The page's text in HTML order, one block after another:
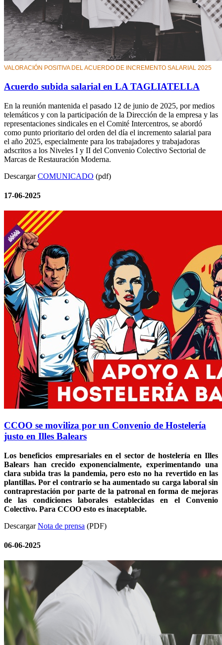
VALORACIÓN POSITIVA DEL ACUERDO DE INCREMENTO SALARIAL 2025
Acuerdo subida salarial en LA TAGLIATELLA
En la reunión mantenida el pasado 12 de junio de 2025, por medios
telemáticos y con la participación de la Dirección de la empresa y las
representaciones sindicales en el Comité Intercentros, se abordó
como punto prioritario del orden del día el incremento salarial para
el año 2025, especialmente para los trabajadores y trabajadoras
adscritos a los Niveles I y II del Convenio Colectivo Sectorial de
Marcas de Restauración Moderna.
DescargarCOMUNICADO (pdf)
17-06-2025
CCOO se moviliza por un Convenio de Hostelería
justo en Illes Balears
Los beneficios empresariales en el sector de hostelería en Illes
Balears han crecido exponencialmente, experimentando una
clara subida tras la pandemia, pero esto no ha revertido en las
plantillas. Por el contrario se ha aumentado su carga laboral sin
contraprestación por parte de la patronal en forma de mejoras
de las condiciones laborales establecidas en el Convenio
Colectivo. Para CCOO esto es inaceptable.
DescargarNota de prensa (PDF)
06-06-2025